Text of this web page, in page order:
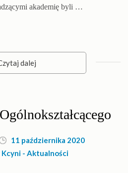
akademię byli …
dalej
11 października 2020
Kcyni - Aktualności